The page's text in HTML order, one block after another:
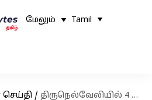
மேலும் Tamil
/ திருநெல்வேலியில் 4 ஆயிரத்திற்கும் மேற்பட்டோரின் ஓட்டுநர் உரிமம் ரத்து - ஆர்.டி.ஓக்கு மாநகர போலீசார் பரிந்துரை